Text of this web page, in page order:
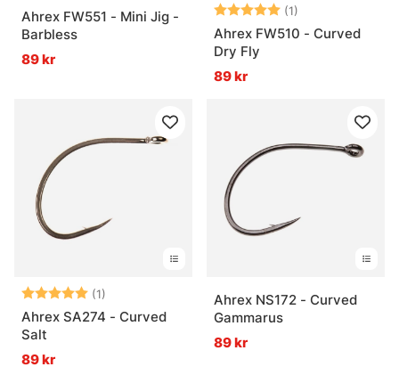
Ahrex FW551 - Mini Jig -
Barbless
89 kr
Betyg: (1)
Ahrex FW510 - Curved
Dry Fly
89 kr
Betyg: (1)
5.0 utav 5 stjärnor
Ahrex SA274 - Curved
Salt
89 kr
Ahrex NS172 - Curved
Gammarus
89 kr